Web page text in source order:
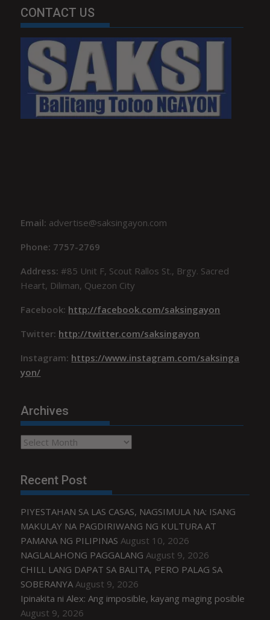
CONTACT US
Email: advertise@saksingayon.com
Phone: 7757-2769
Address:#85 Unit F, Scout Rallos St., Brgy. Sacred
Heart, Diliman, Quezon City
Facebook: http://facebook.com/saksingayon
Twitter: http://twitter.com/saksingayon
Instagram: https://www.instagram.com/saksinga
yon/
Archives
Archives
Recent Post
PIYESTAHAN SA LAS CASAS, NAGSIMULA NA: ISANG
MAKULAY NA PAGDIRIWANG NG KULTURA AT
PAMANA NG PILIPINAS August 10, 2026
NAGLALAHONG PAGGALANG August 9, 2026
CHILL LANG DAPAT SA BALITA, PERO PALAG SA
SOBERANYA August 9, 2026
Ipinakita ni Alex: Ang imposible, kayang maging posible
August 9, 2026